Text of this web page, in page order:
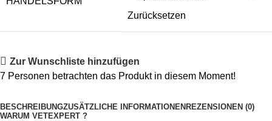
Zurücksetzen
Zur Wunschliste hinzufügen
7 Personen betrachten das Produkt in diesem Moment!
BESCHREIBUNGZUSÄTZLICHE INFORMATIONEN REZENSIONEN (0)
WARUM VETEXPERT ?